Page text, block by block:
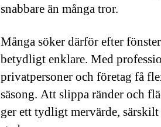
snabbare än många tror.
Många söker därför efter
betydligt enklare. Med
privatpersoner och företag få
säsong. Att slippa ränder och
ger ett tydligt mervärde,